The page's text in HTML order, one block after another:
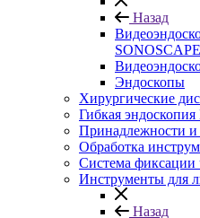
Назад
SONOSCAPE
Эндоскопы
Хирургические
Гибкая
Принадлежности и
Обработка
Система фиксации
Инструменты для
Назад